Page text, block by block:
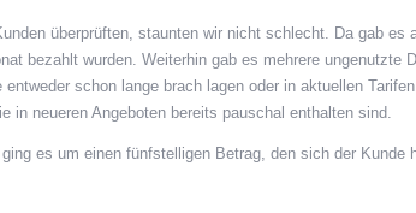
überprüften, staunten wir nicht schlecht. Da gab es
bezahlt wurden. Weiterhin gab es mehrere ungenutzte
schon lange brach lagen oder in aktuellen Tarifen
in neueren Angeboten bereits pauschal enthalten sind.
es um einen fünfstelligen Betrag, den sich der Kunde